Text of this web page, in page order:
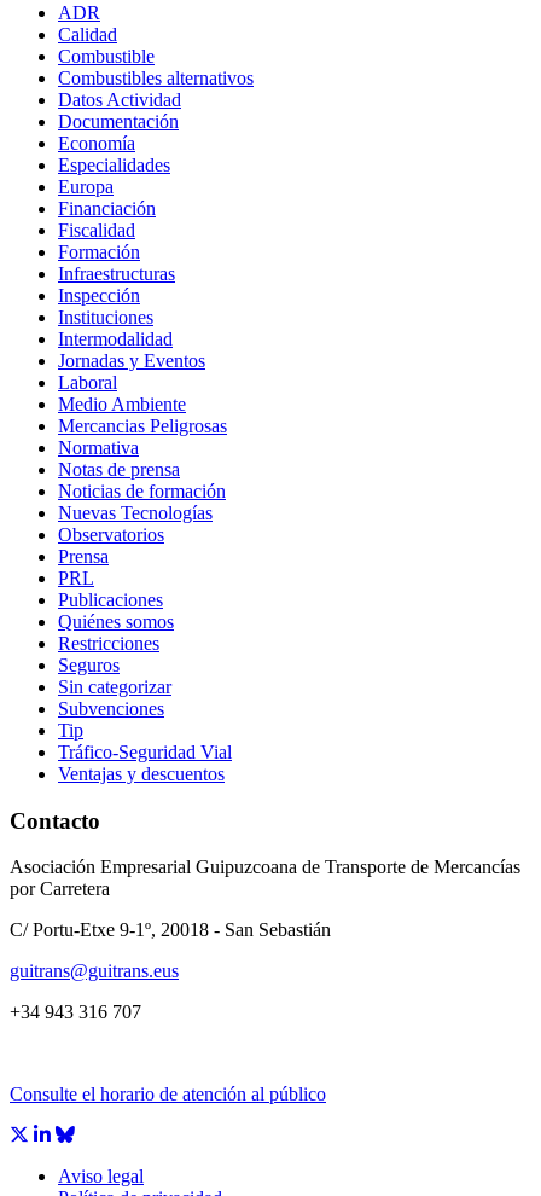
ADR
Calidad
Combustible
Combustibles alternativos
Datos Actividad
Documentación
Economía
Especialidades
Europa
Financiación
Fiscalidad
Formación
Infraestructuras
Inspección
Instituciones
Intermodalidad
Jornadas y Eventos
Laboral
Medio Ambiente
Mercancias Peligrosas
Normativa
Notas de prensa
Noticias de formación
Nuevas Tecnologías
Observatorios
Prensa
PRL
Publicaciones
Quiénes somos
Restricciones
Seguros
Sin categorizar
Subvenciones
Tip
Tráfico-Seguridad Vial
Ventajas y descuentos
Contacto
Asociación Empresarial Guipuzcoana de Transporte de Mercancías
por Carretera
C/ Portu-Etxe 9-1º, 20018 - San Sebastián
guitrans@guitrans.eus
+34 943 316 707
Consulte el horario de atención al público
Aviso legal